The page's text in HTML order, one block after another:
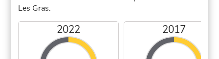
Les Gras.
2022 2017